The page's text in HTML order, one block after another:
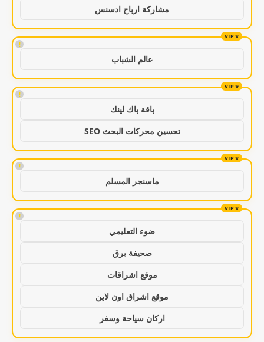
مشاركة ارباح ادسنس
!
عالم الشباب
!
باقة باك لينك
تحسين محركات البحث SEO
!
ماسنجر المسلم
!
ضوء التعليمي
صحيفة برق
موقع اشراقات
موقع اشراق اون لاين
اركان سياحة وسفر